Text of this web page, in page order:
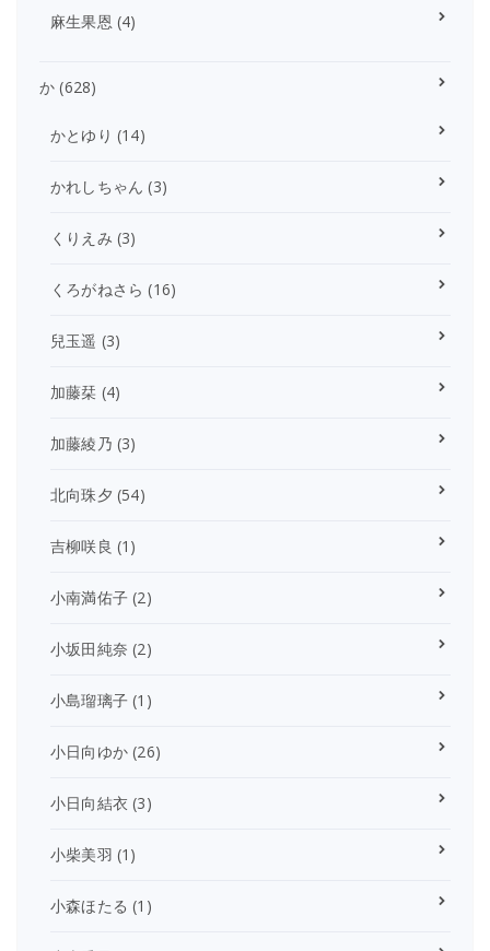
麻生果恩 (4)
か (628)
かとゆり (14)
かれしちゃん (3)
くりえみ (3)
くろがねさら (16)
兒玉遥 (3)
加藤栞 (4)
加藤綾乃 (3)
北向珠夕 (54)
吉柳咲良 (1)
小南満佑子 (2)
小坂田純奈 (2)
小島瑠璃子 (1)
小日向ゆか (26)
小日向結衣 (3)
小柴美羽 (1)
小森ほたる (1)